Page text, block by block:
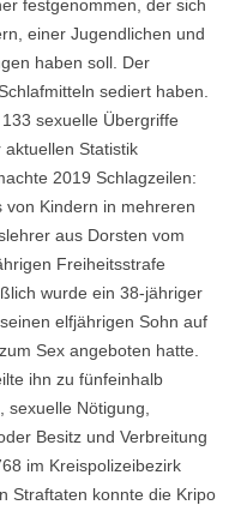
festgenommen, der sich
einer Jugendlichen und
haben soll. Der
sediert haben.
sexuelle Übergriffe
Statistik
2019 Schlagzeilen:
Kindern in mehreren
aus Dorsten vom
Freiheitsstrafe
wurde ein 38-jähriger
elfjährigen Sohn auf
Sex angeboten hatte.
ihn zu fünfeinhalb
Nötigung,
Besitz und Verbreitung
im Kreispolizeibezirk
Straftaten konnte die Kripo